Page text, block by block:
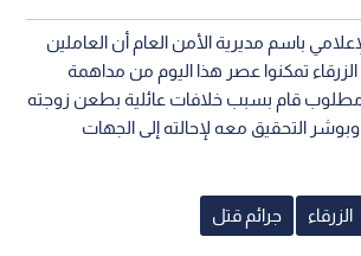
باسم مديرية الأمن العام أن العاملين
تمكنوا عصر هذا اليوم من مداهمة
قام بسبب خلافات عائلية بطعن زوجته
وبوشر التحقيق معه لإحالته إلى الجهات
الزرقاء جرائم قتل